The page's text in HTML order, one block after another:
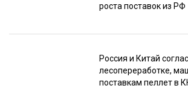
роста поставок из РФ
Россия и Китай
лесопереработке,
поставкам пеллет в